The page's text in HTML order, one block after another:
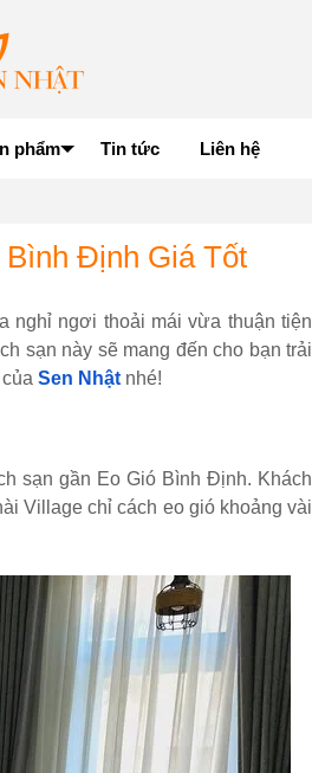
phẩm Tin tức Liên hệ
Định Giá Tốt
nghỉ ngơi thoải mái vừa thuận tiện
sạn này sẽ mang đến cho bạn trải
Sen Nhật nhé!
sạn gần Eo Gió Bình Định. Khách
Village chỉ cách eo gió khoảng vài